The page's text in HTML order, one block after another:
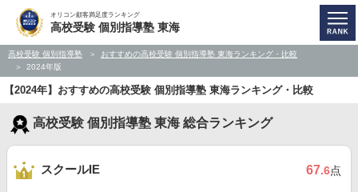
オリコン顧客満足度ランキング
高校受験 個別指導塾 東海
高校受験 個別指導塾
おすすめの高校受験 個別指導塾 東海ランキング・比較
2024年版
【2024年】おすすめの高校受験 個別指導塾 東海ランキング・比較
高校受験 個別指導塾 東海 総合ランキング
スクールIE 67.6点